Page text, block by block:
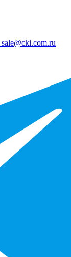
sale@cki.com.ru